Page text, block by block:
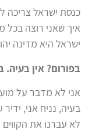
כנסת ישראל צריכה
איך שאני רוצה בכל
ישראל היא מדינה
בפורום? אין בעיה.
אני לא מדבר על
בעיה, נניח אני,
לא עברנו את